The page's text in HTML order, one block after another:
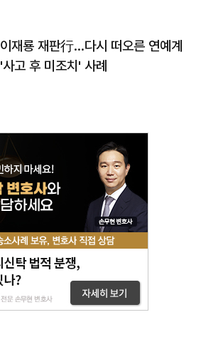
이재룡 재판行…다시 떠오른 연예계
'사고 후 미조치' 사례